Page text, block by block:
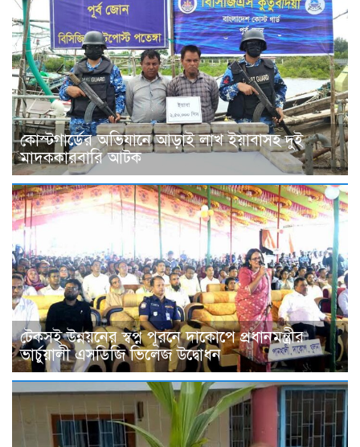
কোস্টগার্ডের অভিযানে আড়াই লাখ ইয়াবাসহ দুই
মাদককারবারি আটক
টেকসই উন্নয়নের স্বপ্ন পূরনে দাকোপে প্রধানমন্ত্রীর
ভার্চুয়ালী এসডিজি ভিলেজ উদ্বোধন